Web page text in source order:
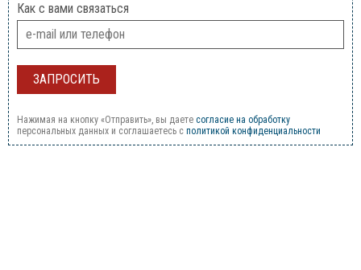
Как с вами связаться
Нажимая на кнопку «Отправить», вы даете согласие на обработку
персональных данных и соглашаетесь c политикой конфиденциальности